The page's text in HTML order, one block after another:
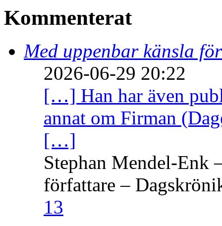
Kommenterat
Med uppenbar känsla
2026-06-29 20:22
[…] Han har även
annat om Firman
[…]
Stephan Mendel-Enk
författare –
13